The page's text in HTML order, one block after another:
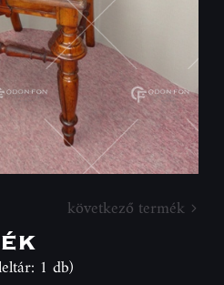
következő termék
1 db)